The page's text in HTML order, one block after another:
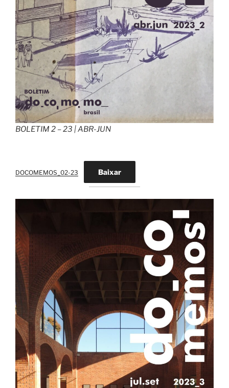
BOLETIM 2 – 23 | ABR-JUN
DOCOMEMOS_02-23 Baixar